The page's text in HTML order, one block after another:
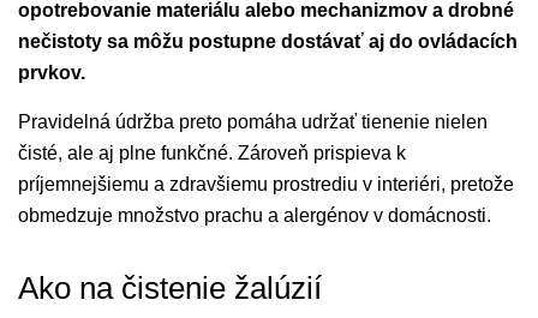
opotrebovanie materiálu alebo mechanizmov a drobné
nečistoty sa môžu postupne dostávať aj do ovládacích
prvkov.
Pravidelná údržba preto pomáha udržať tienenie nielen
čisté, ale aj plne funkčné. Zároveň prispieva k
príjemnejšiemu a zdravšiemu prostrediu v interiéri, pretože
obmedzuje množstvo prachu a alergénov v domácnosti.
Ako na čistenie žalúzií